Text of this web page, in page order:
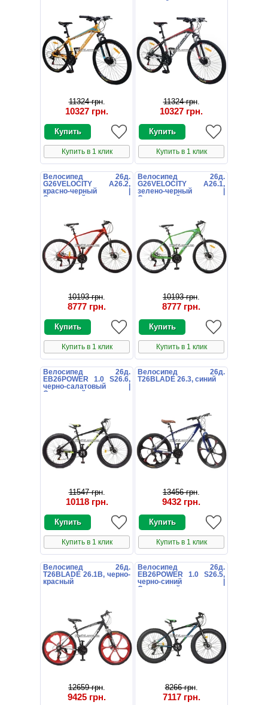
11324 грн.
10327 грн.
Купить в 1 клик
матовый
11324 грн.
10327 грн.
Купить в 1 клик
Велосипед 26д.
G26VELOCITY A26.2,
красно-черный |
Спортивний велосипед
10193 грн.
8777 грн.
Купить в 1 клик
Велосипед 26д.
G26VELOCITY A26.1,
зелено-черный |
Спортивний велосипед
10193 грн.
8777 грн.
Купить в 1 клик
Велосипед 26д.
EB26POWER 1.0 S26.6,
черно-салатовый |
Спортивний велосипед
11547 грн.
10118 грн.
Купить в 1 клик
Велосипед 26д.
T26BLADE 26.3, синий
13456 грн.
9432 грн.
Купить в 1 клик
Велосипед 26д.
T26BLADE 26.1B, черно-
красный
12659 грн.
9425 грн.
Велосипед 26д.
EB26POWER 1.0 S26.5,
черно-синий |
Спортивний велосипед
8266 грн.
7117 грн.